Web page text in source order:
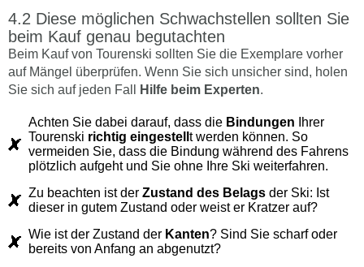
Diese möglichen Schwachstellen sollten Sie
beim Kauf genau begutachten
Beim Kauf von Tourenski sollten Sie die Exemplare vorher
auf Mängel überprüfen. Wenn Sie sich unsicher sind, holen
Sie sich auf jeden Fall
Hilfe beim Experten.
Achten Sie dabei darauf, dass die Bindungen Ihrer
Tourenski richtig eingestell t werden können. So
vermeiden Sie, dass die Bindung während des Fahrens
plötzlich aufgeht und Sie ohne Ihre Ski weiterfahren.
Zu beachten ist der Zustand des Belags der Ski: Ist
dieser in gutem Zustand oder weist er Kratzer auf?
Wie ist der Zustand der Kanten? Sind Sie scharf oder
bereits von Anfang an abgenutzt?